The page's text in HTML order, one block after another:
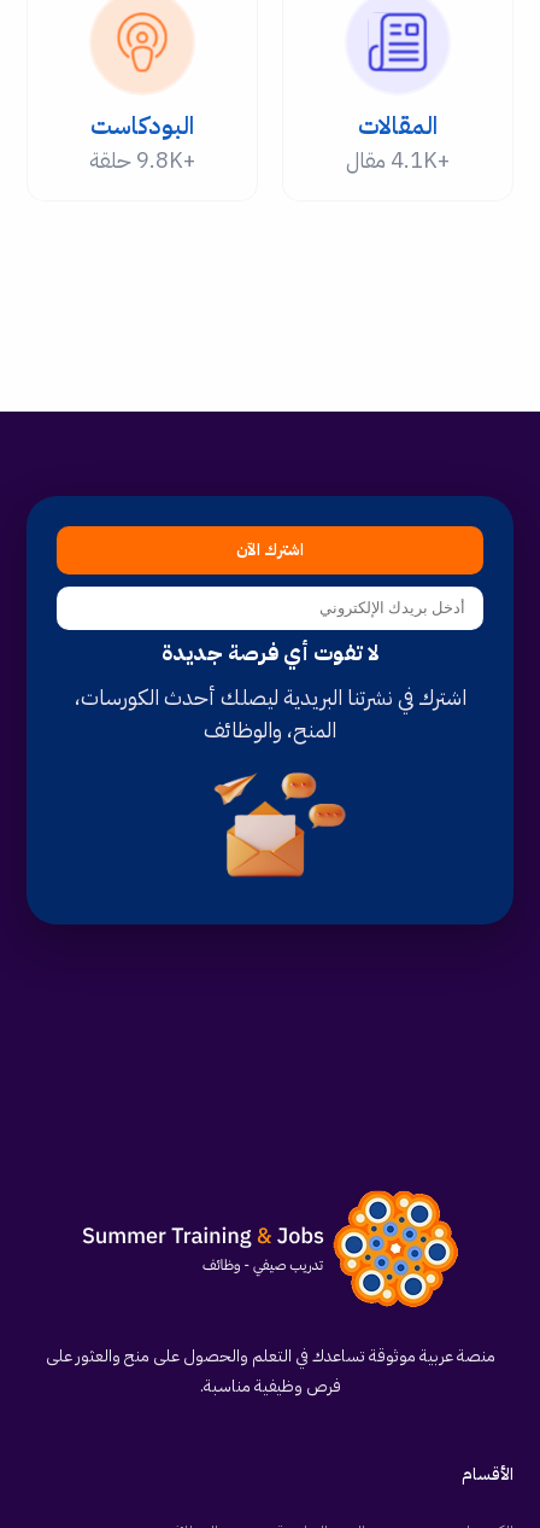
المقالات
+4.1K مقال
البودكاست
+9.8K حلقة
اشترك الآن
لا تفوت أي فرصة جديدة
اشترك في نشرتنا البريدية ليصلك أحدث الكورسات،
المنح، والوظائف
منصة عربية موثوقة تساعدك في التعلم والحصول على منح والعثور على
فرص وظيفية مناسبة.
الأقسام